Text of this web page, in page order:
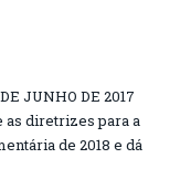
JUNHO DE 2017
as diretrizes para a
de 2018 e dá